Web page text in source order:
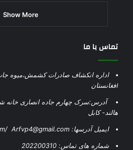
Show More
تماس با ما
اداره انکشاف صادرات کشمش،میوه
افغانستان
هالند- کابل
ایمیل آدرسها: info@arfvpa.com/ Arfvp4@gmail.com
شماره های تماس: 202200310